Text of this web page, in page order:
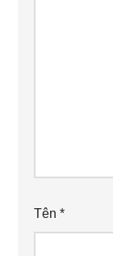
Tên*